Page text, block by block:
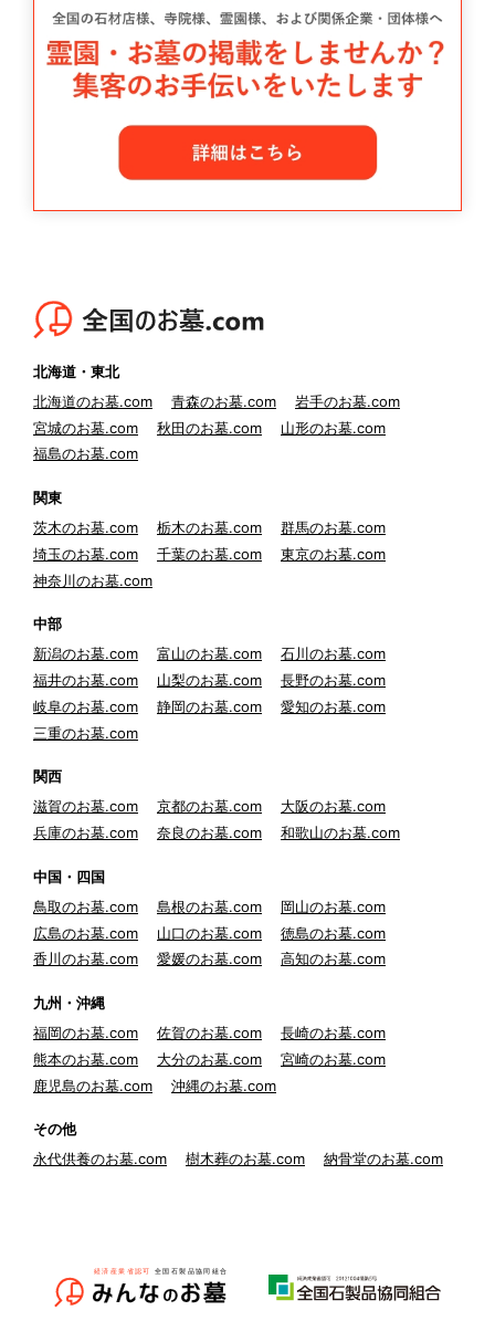
北海道・東北
北海道のお墓.com
青森のお墓.com
岩手のお墓.com
宮城のお墓.com
秋田のお墓.com
山形のお墓.com
福島のお墓.com
関東
茨木のお墓.com
栃木のお墓.com
群馬のお墓.com
埼玉のお墓.com
千葉のお墓.com
東京のお墓.com
神奈川のお墓.com
中部
新潟のお墓.com
富山のお墓.com
石川のお墓.com
福井のお墓.com
山梨のお墓.com
長野のお墓.com
岐阜のお墓.com
静岡のお墓.com
愛知のお墓.com
三重のお墓.com
関西
滋賀のお墓.com
京都のお墓.com
大阪のお墓.com
兵庫のお墓.com
奈良のお墓.com 和歌山のお墓.com
中国・四国
鳥取のお墓.com
島根のお墓.com
岡山のお墓.com
広島のお墓.com
山口のお墓.com
徳島のお墓.com
香川のお墓.com
愛媛のお墓.com 高知のお墓.com
九州・沖縄
福岡のお墓.com
佐賀のお墓.com
長崎のお墓.com
熊本のお墓.com
大分のお墓.com
宮崎のお墓.com
鹿児島のお墓.com
沖縄のお墓.com
その他
永代供養のお墓.com
樹木葬のお墓.com 納骨堂のお墓.com